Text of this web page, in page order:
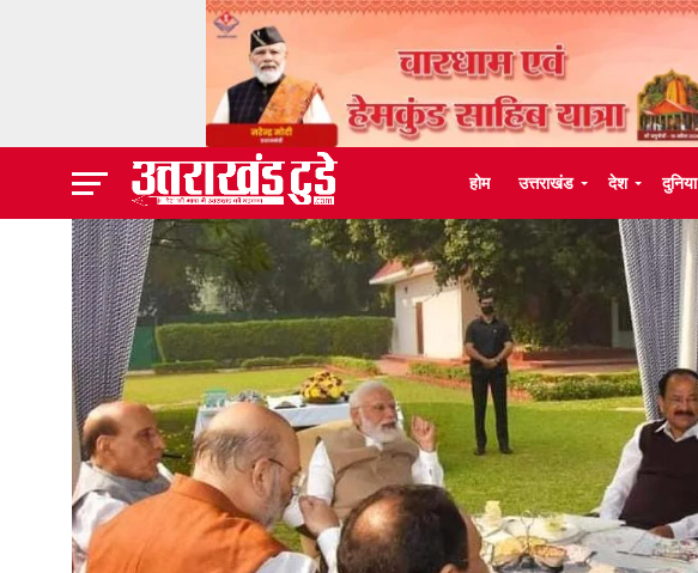
होम उत्तराखंड देश दुनिया